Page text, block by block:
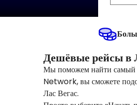
Дешёвые рейсы в
Мы поможем найти самый
Network, вы сможете
Лас Вегас.